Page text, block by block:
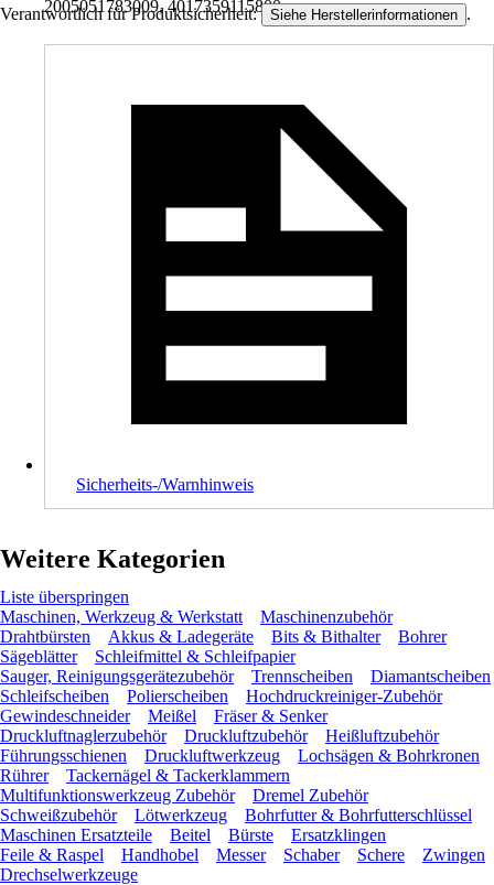
2005051783009, 4017359115800
Verantwortlich für Produktsicherheit: Siehe Herstellerinformationen .
Sicherheits-/Warnhinweis
Weitere Kategorien
Liste überspringen
Maschinen, Werkzeug & Werkstatt
Maschinenzubehör
Drahtbürsten
Akkus & Ladegeräte Bits & Bithalter
Bohrer
Sägeblätter
Schleifmittel & Schleifpapier
Sauger, Reinigungsgerätezubehör
Trennscheiben
Diamantscheiben
Schleifscheiben
Polierscheiben
Hochdruckreiniger-Zubehör
Gewindeschneider
Meißel
Fräser & Senker
Druckluftnaglerzubehör
Druckluftzubehör
Heißluftzubehör
Führungsschienen
Druckluftwerkzeug
Lochsägen & Bohrkronen
Rührer
Tackernägel & Tackerklammern
Multifunktionswerkzeug Zubehör
Dremel Zubehör
Schweißzubehör
Lötwerkzeug
Bohrfutter & Bohrfutterschlüssel
Maschinen Ersatzteile
Beitel Bürste
Ersatzklingen
Feile & Raspel
Handhobel Messer Schaber Schere
Zwingen
Drechselwerkzeuge